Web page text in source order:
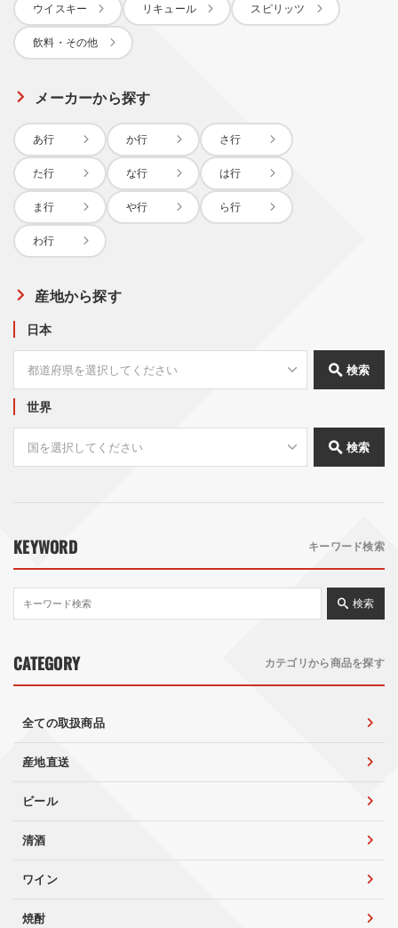
ウイスキー リキュール スピリッツ
飲料・その他
メーカーから探す
あ行 か行 さ行
た行 な行 は行
ま行 や行 ら行
わ行
産地から探す
日本
検索
世界
検索
KEYWORD キーワード検索
検索
CATEGORY カテゴリから商品を探す
全ての取扱商品
産地直送
ビール
清酒
ワイン
焼酎